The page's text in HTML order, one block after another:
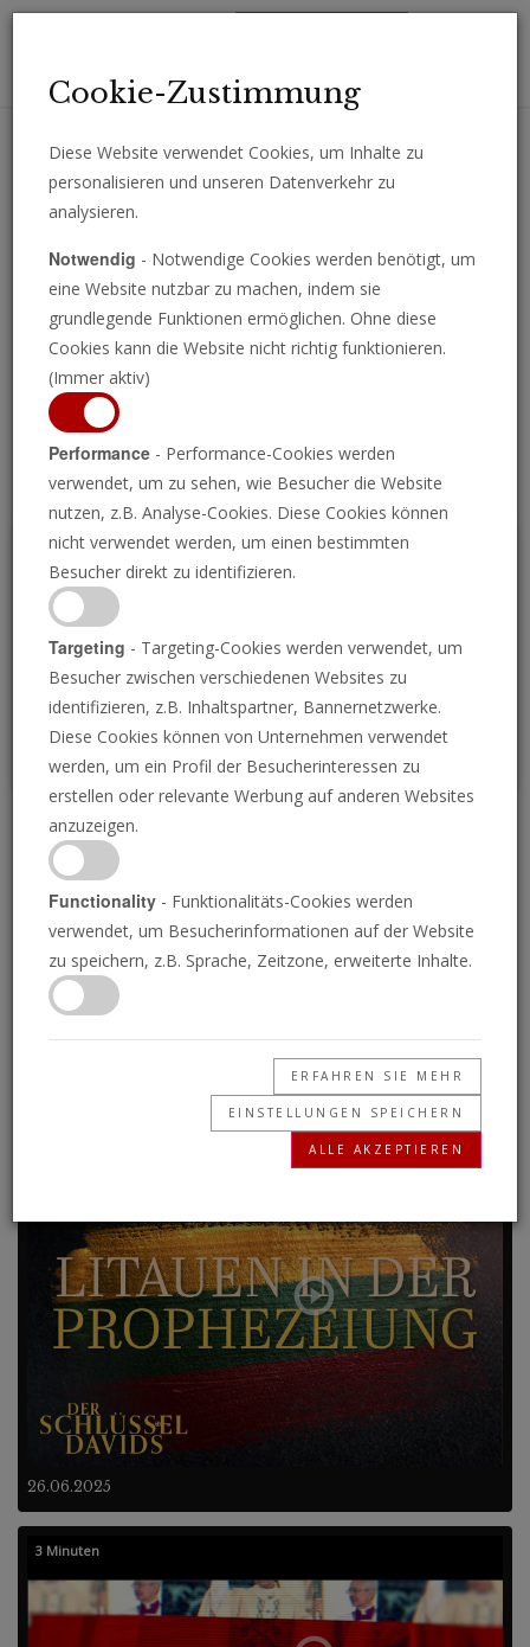
Erhalten Sie wichtige Analysen, Kommentare und Nachrichten
Programm ansehen
P
Gottes Festtagsplan
06.01.2017 • 26 Minuten
Sagt die Bibel, dass wir bestimmte Tage heilig
halten sollen? Oder galten diese Tage nur für
das alte Israel? Die Antwort der Bibel könnte
26.06.2025
3 Minuten
Cookie-Zustimmung
Diese Website verwendet Cookies, um Inhalte zu
personalisieren und unseren Datenverkehr zu
analysieren.
Notwendig - Notwendige Cookies werden benötigt, um
eine Website nutzbar zu machen, indem sie
grundlegende Funktionen ermöglichen. Ohne diese
Cookies kann die Website nicht richtig funktionieren.
(Immer aktiv)
Performance - Performance-Cookies werden
verwendet, um zu sehen, wie Besucher die Website
nutzen, z.B. Analyse-Cookies. Diese Cookies können
nicht verwendet werden, um einen bestimmten
Besucher direkt zu identifizieren.
Targeting - Targeting-Cookies werden verwendet, um
Besucher zwischen verschiedenen Websites zu
identifizieren, z.B. Inhaltspartner, Bannernetzwerke.
Diese Cookies können von Unternehmen verwendet
werden, um ein Profil der Besucherinteressen zu
erstellen oder relevante Werbung auf anderen Websites
anzuzeigen.
Functionality - Funktionalitäts-Cookies werden
verwendet, um Besucherinformationen auf der Website
zu speichern, z.B. Sprache, Zeitzone, erweiterte Inhalte.
ERFAHREN SIE MEHR
EINSTELLUNGEN SPEICHERN
ALLE AKZEPTIEREN